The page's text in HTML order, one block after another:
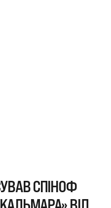
СПІНОФ